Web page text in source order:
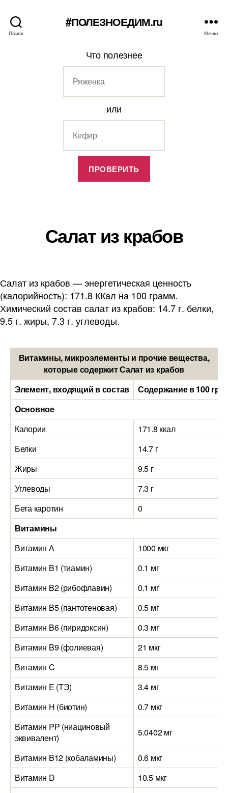
Поиск
#ПОЛЕЗНОЕДИМ.ru
Меню
Что полезнее
или
Салат из крабов
Салат из крабов — энергетическая ценность
(калорийность): 171.8 ККал на 100 грамм.
Химический состав салат из крабов: 14.7 г. белки,
9.5 г. жиры, 7.3 г. углеводы.
Витамины, микроэлементы и прочие вещества,
которые содержит Салат из крабов
Элемент, входящий в состав
Содержание в 100
Основное
Калории
171.8 ккал
Белки
14.7 г
Жиры
9.5 г
Углеводы
7.3 г
Бета каротин
0
Витамины
Витамин А
1000 мкг
Витамин B1 (тиамин)
0.1 мг
Витамин B2 (рибофлавин)
0.1 мг
Витамин B5 (пантотеновая)
0.5 мг
Витамин B6 (пиридоксин)
0.3 мг
Витамин B9 (фолиевая)
21 мкг
Витамин C
8.5 мг
Витамин E (ТЭ)
3.4 мг
Витамин H (биотин)
0.7 мкг
Витамин PP (ниациновый
эквивалент)
5.0402 мг
Витамин B12 (кобаламины)
0.6 мкг
Витамин D
10.5 мкг